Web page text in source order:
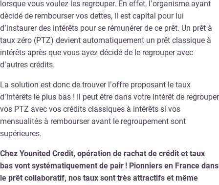
lorsque vous voulez les regrouper. En effet, l’organisme ayant
décidé de rembourser vos dettes, il est capital pour lui
d’instaurer des intérêts pour se rémunérer de ce prêt. Un prêt à
taux zéro (PTZ) devient automatiquement un prêt classique à
intérêts après que vous ayez décidé de le regrouper avec
d’autres crédits.
La solution est donc de trouver l’offre proposant le taux
d’intérêts le plus bas ! Il peut être dans votre intérêt de regrouper
vos PTZ avec vos crédits classiques à intérêts si vos
mensualités à rembourser avant le regroupement sont
supérieures.
Chez Younited Credit, opération de rachat de crédit et taux
bas vont systématiquement de pair ! Pionniers en France dans
le prêt collaboratif, nos taux sont très attractifs et même